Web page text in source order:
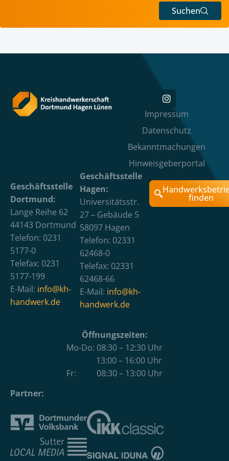
Suchen
Impressum
Datenschutz
Bekanntmachungen
Hinweisgeberportal
Geschäftsstelle
Dortmund:
Lange Reihe 62
44143 Dortmund
Telefon: 0231
5177-0
Telefax: 0231
5177-199
E-Mail: info@kh-
handwerk.de
Geschäftsstelle
Hagen:
Universitätsstr.
27 – Gebäude 5
58097 Hagen
Telefon: 02331
62468-0
Telefax: 02331
62468-66
E-Mail: info@kh-
handwerk.de
finden
Öffnungszeiten:
Mo-Do: 08:30 – 12:30 Uhr
13:00 – 16:00 Uhr
Fr: 08:30 – 13:00 Uhr
Partner: